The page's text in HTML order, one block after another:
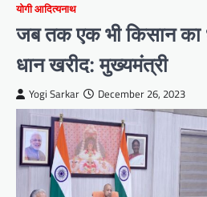
योगी आदित्यनाथ
जब तक एक भी किसान का
धान खरीद: मुख्यमंत्री
Yogi Sarkar December 26, 2023